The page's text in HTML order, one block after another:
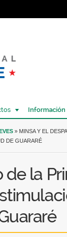
Información
» MINSA Y EL
DE GUARARÉ
de la